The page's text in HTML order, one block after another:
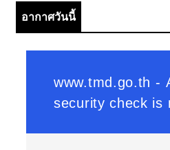
อากาศวันนี้